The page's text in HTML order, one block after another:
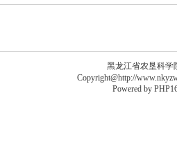
黑龙江省农垦科学
Copyright@http://
Powered by